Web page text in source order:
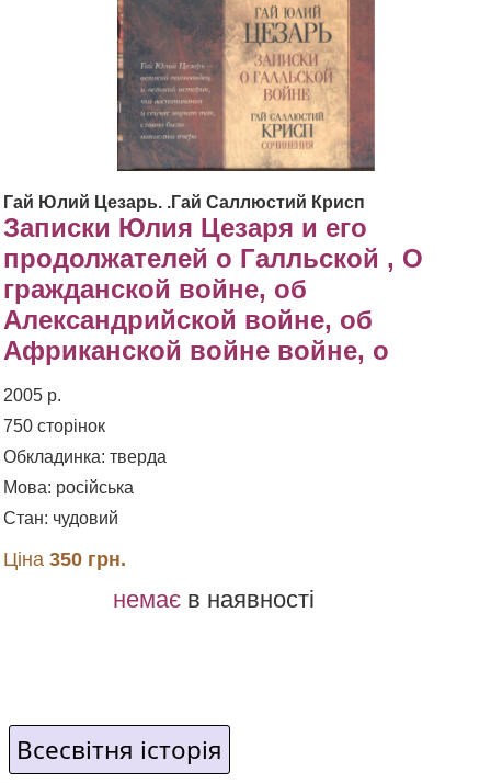
Гай Юлий Цезарь. .Гай Саллюстий Крисп
Записки Юлия Цезаря и его
продолжателей о Галльской , О
гражданской войне, об
Александрийской войне, об
Африканской войне войне, о
2005 р.
750 сторінок
Обкладинка: тверда
Мова: російська
Стан: чудовий
Ціна 350 грн.
немає в наявності
Всесвітня історія